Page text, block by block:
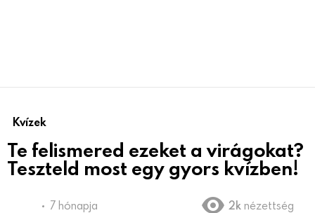
Kvízek
Te felismered ezeket a virágokat?
Teszteld most egy gyors kvízben!
7 hónapja 2k nézettség